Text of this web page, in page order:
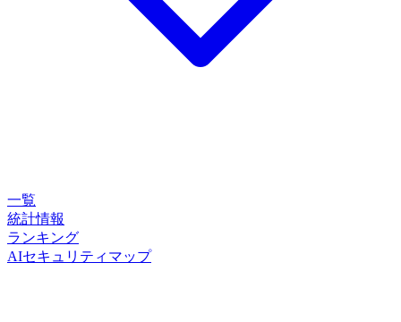
一覧
統計情報
ランキング
AIセキュリティマップ